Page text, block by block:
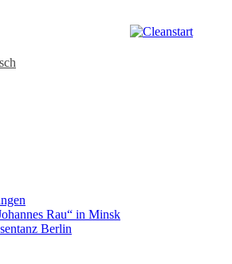
Rau“ in Minsk
Berlin